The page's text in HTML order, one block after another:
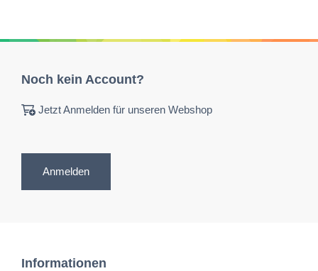
Noch kein Account?
Jetzt Anmelden für unseren Webshop
Anmelden
Informationen